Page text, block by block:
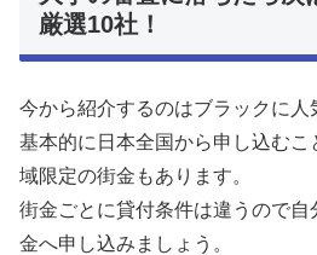
厳選10社！
今から紹介するのはブラックに人
基本的に日本全国から申し込む
域限定の街金もあります。
街金ごとに貸付条件は違うので
金へ申し込みましょう。